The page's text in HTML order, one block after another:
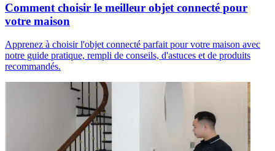
Comment choisir le meilleur objet connecté pour
votre maison
Apprenez à choisir l'objet connecté parfait pour votre maison avec
notre guide pratique, rempli de conseils, d'astuces et de produits
recommandés.